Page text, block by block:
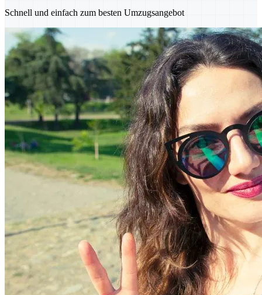
Schnell und einfach zum besten Umzugsangebot